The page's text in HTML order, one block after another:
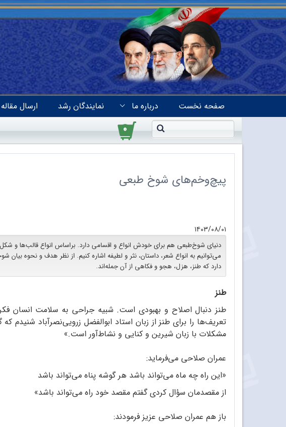
صفحه نخست درباره ما نمایندگان رشد ارسال مقاله
۰
پیچ‌وخم‌های شوخ طبعی
۱۴۰۳/۰۸/۰۱
دنیای شوخ‌طبعی هم برای خودش انواع و اقسامی دارد. براساس انواع قالب‌ها و
می‌توانیم به انواع شعر، داستان، نثر و لطیفه اشاره کنیم. از نظر هدف و نحوه
دارد که طنز، هزل، هجو و فکاهی از آن جمله‌اند.
طنز
طنز دنبال اصلاح و بهبودی است. شبیه جراحی به سلامت انسان
تعریف‌ها را برای طنز از زبان استاد ابوالفضل زرویی‌نصرآباد شنیدم
مشکلات با زبان شیرین و کنایی و نشاط‌آور است.»
عمران صلاحی می‌فرماید:
«این راه چه ماه می‌تواند باشد هر گوشه پناه می‌تواند باشد
از مقصدمان سؤال کردی گفتم مقصد خود راه می‌تواند باشد»
باز هم عمران صلاحی عزیز فرمودند: